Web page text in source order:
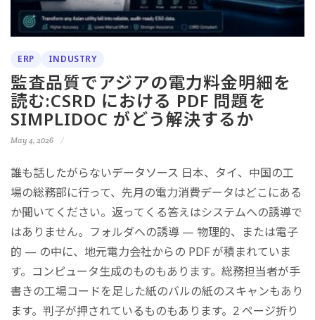
ERP INDUSTRY
監査品質でアジアの電力料金明細を
読む:CSRD における PDF 問題を
SIMPLIDOC がどう解決するか
May 4, 2026
誰も話したがらないデータソース 日本、タイ、中国の工
場の総務部に行って、先月の電力消費データはどこにある
か聞いてください。返ってくる答えはシステムへの誘導で
はありません。フォルダへの誘導 — 物理的、または電子
的 — の中に、地元電力会社からの PDF が積まれていま
す。コンピュータ生成のものもあります。総務担当者が手
書きの工場コードを足した紙のバルの紙のスキャンもあり
ます。判子が押されているものもあります。2 ページ折り